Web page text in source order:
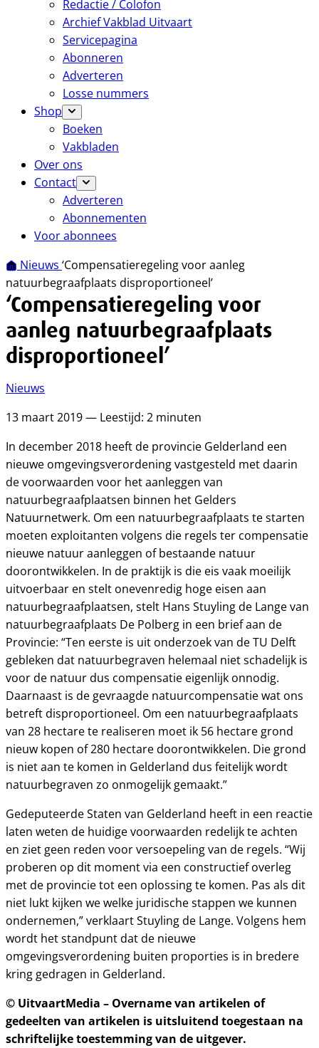
Redactie / Colofon
Archief Vakblad Uitvaart
Servicepagina
Abonneren
Adverteren
Losse nummers
Shop
Boeken
Vakbladen
Over ons
Contact
Adverteren
Abonnementen
Voor abonnees
Nieuws ‘Compensatieregeling voor aanleg
natuurbegraafplaats disproportioneel’
‘Compensatieregeling voor
aanleg natuurbegraafplaats
disproportioneel’
Nieuws
13 maart 2019 — Leestijd: 2 minuten
In december 2018 heeft de provincie Gelderland een
nieuwe omgevingsverordening vastgesteld met daarin
de voorwaarden voor het aanleggen van
natuurbegraafplaatsen binnen het Gelders
Natuurnetwerk. Om een natuurbegraafplaats te starten
moeten exploitanten volgens die regels ter compensatie
nieuwe natuur aanleggen of bestaande natuur
doorontwikkelen. In de praktijk is die eis vaak moeilijk
uitvoerbaar en stelt onevenredig hoge eisen aan
natuurbegraafplaatsen, stelt Hans Stuyling de Lange van
natuurbegraafplaats De Polberg in een brief aan de
Provincie: “Ten eerste is uit onderzoek van de TU Delft
gebleken dat natuurbegraven helemaal niet schadelijk is
voor de natuur dus compensatie eigenlijk onnodig.
Daarnaast is de gevraagde natuurcompensatie wat ons
betreft disproportioneel. Om een natuurbegraafplaats
van 28 hectare te realiseren moet ik 56 hectare grond
nieuw kopen of 280 hectare doorontwikkelen. Die grond
is niet aan te komen in Gelderland dus feitelijk wordt
natuurbegraven zo onmogelijk gemaakt.”
Gedeputeerde Staten van Gelderland heeft in een reactie
laten weten de huidige voorwaarden redelijk te achten
en ziet geen reden voor versoepeling van de regels. “Wij
proberen op dit moment via een constructief overleg
met de provincie tot een oplossing te komen. Pas als dit
niet lukt kijken we welke juridische stappen we kunnen
ondernemen,” verklaart Stuyling de Lange. Volgens hem
wordt het standpunt dat de nieuwe
omgevingsverordening buiten proporties is in bredere
kring gedragen in Gelderland.
© UitvaartMedia – Overname van artikelen of
gedeelten van artikelen is uitsluitend toegestaan na
schriftelijke toestemming van de uitgever.